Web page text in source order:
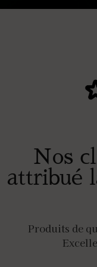
Nos
attribué
Produits de